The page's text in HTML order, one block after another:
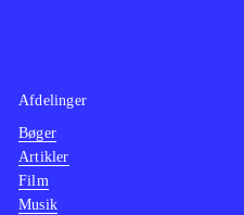
Afdelinger
Bøger
Artikler
Film
Musik